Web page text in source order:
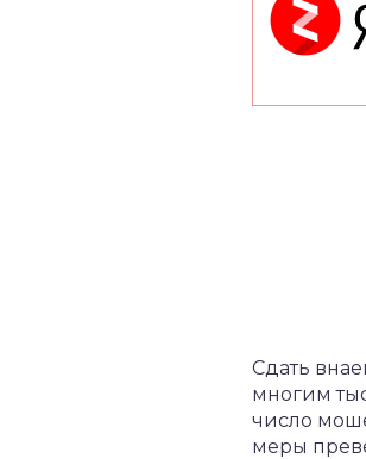
​Сдать
многим
число
меры